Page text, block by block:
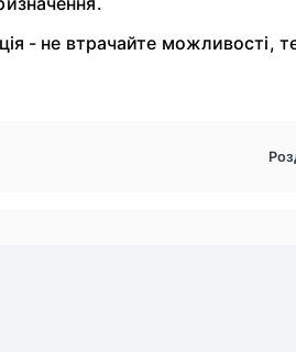
- не втрачайте можливості,